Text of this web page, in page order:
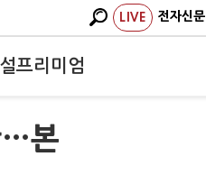
LIVE 전자신문
프리미엄
…본